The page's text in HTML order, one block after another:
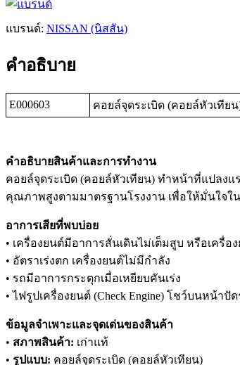
แบรนด์: NISSAN (นิสสัน)
คำอธิบาย
E000603 คอยล์จุดระเบิด (คอยล์หัวเทียน
คำอธิบายสินค้าและการทำงาน
คอยล์จุดระเบิด (คอยล์หัวเทียน) ทำหน้าที่แปลงแ
คุณภาพสูงตามมาตรฐานโรงงาน เพื่อให้มั่นใจ
อาการเสียที่พบบ่อย
• เครื่องยนต์มีอาการสั่นเดินไม่เต็มสูบ หรือเครื่อ
• อัตราเร่งตก เครื่องยนต์ไม่มีกำลัง
• รถมีอาการกระตุกเมื่อเหยียบคันเร่ง
• ไฟรูปเครื่องยนต์ (Check Engine) โชว์บนหน้าปั
ข้อมูลจำเพาะและจุดเด่นของสินค้า
• สภาพสินค้า: เก่าแท้
• รูปแบบ: คอยล์จุดระเบิด (คอยล์หัวเทียน)